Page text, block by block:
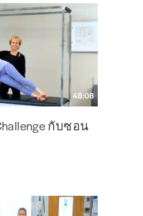
48:08
กับซอน